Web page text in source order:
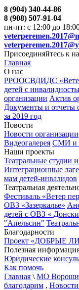
8 (904) 340-44-86
8 (908) 507-91-04
пн-пт: с 12:00 до
Присоединяйтесь к
Главная
О нас
РРООСВДИДС «Ветер
детей с
организации Актив
Документы и отчеты
за 2019 год
Новости
Новости организации
Видеогалерея СМИ и
Наши проекты
Театральные студии
Интеграционные
мам детей-инвалидов
Театральная
Фестиваль «Ветер
ОВЗ «Зазеркалье»
детей с ОВЗ «
"Апельсин"
Благодарности
Проект «ДОБРЫЕ
Полезная
Юридические
Как помочь
Главная \ МО
благодарим ,